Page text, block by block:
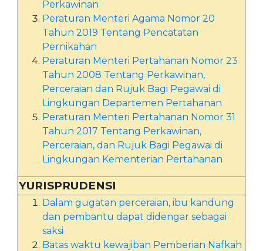
Perkawinan
Peraturan Menteri Agama Nomor 20
Tahun 2019 Tentang Pencatatan
Pernikahan
Peraturan Menteri Pertahanan Nomor 23
Tahun 2008 Tentang Perkawinan,
Perceraian dan Rujuk Bagi Pegawai di
Lingkungan Departemen Pertahanan
Peraturan Menteri Pertahanan Nomor 31
Tahun 2017 Tentang Perkawinan,
Perceraian, dan Rujuk Bagi Pegawai di
Lingkungan Kementerian Pertahanan
YURISPRUDENSI
Dalam gugatan perceraian, ibu kandung
dan pembantu dapat didengar sebagai
saksi
Batas waktu kewajiban Pemberian Nafkah